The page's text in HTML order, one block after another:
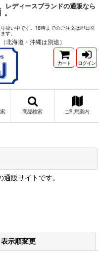
レディースブランドの通販なら
。
扱い中です。18時までのご注文は即日発
す。
北海道・沖縄は別途）
カート ログイン
商品検索 ご利用案内
販サイトです。
表示順変更